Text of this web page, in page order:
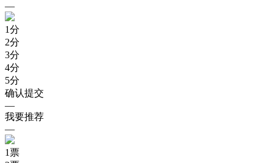
—
1分
2分
3分
4分
5分
确认提交
—
我要推荐
—
1票